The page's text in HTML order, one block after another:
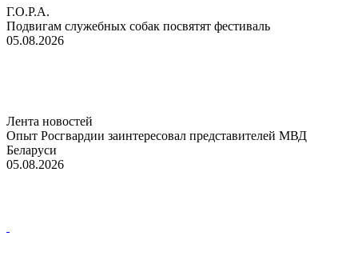
Г.О.Р.А.
Подвигам служебных собак посвятят фестиваль
05.08.2026
Лента новостей
Опыт Росгвардии заинтересовал представителей МВД
Беларуси
05.08.2026